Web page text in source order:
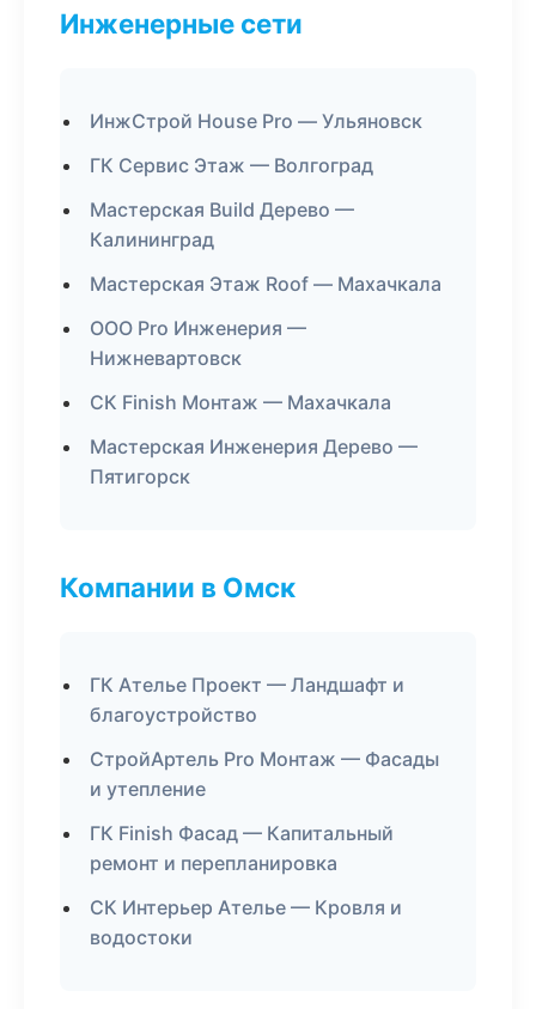
Инженерные сети
ИнжСтрой House Pro — Ульяновск
ГК Сервис Этаж — Волгоград
Мастерская Build Дерево —
Калининград
Мастерская Этаж Roof — Махачкала
ООО Pro Инженерия —
Нижневартовск
СК Finish Монтаж — Махачкала
Мастерская Инженерия Дерево —
Пятигорск
Компании в Омск
ГК Ателье Проект — Ландшафт и
благоустройство
СтройАртель Pro Монтаж — Фасады
и утепление
ГК Finish Фасад — Капитальный
ремонт и перепланировка
СК Интерьер Ателье — Кровля и
водостоки